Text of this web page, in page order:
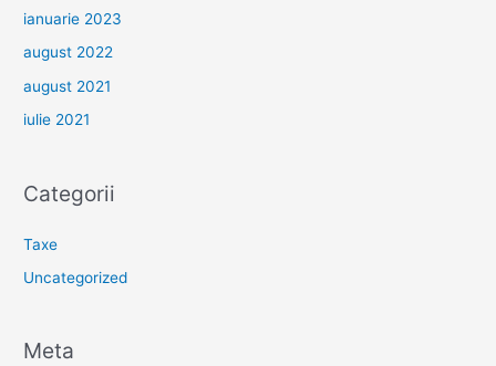
ianuarie 2023
august 2022
august 2021
iulie 2021
Categorii
Taxe
Uncategorized
Meta